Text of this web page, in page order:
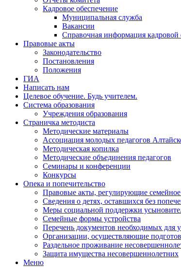
Кадровое обеспечение
Муниципальная служба
Вакансии
Справочная информация
Правовые акты
Законодательство
Постановления
Положения
ГИА
Написать нам
Целевое обучение. Будь учителем.
Система образования
Учреждения образования
Страничка методиста
Методические материалы
Ассоциация молодых педагогов
Методическая копилка
Методические объединения педагогов
Семинары и конференции
Конкурсы
Опека и попечительство
Правовые акты, регулирующие семейное
Сведения о детях, оставшихся без
Меры социальной поддержки
Семейные формы устройства
Перечень документов необходимых для
Организации, осуществляющие
Раздельное проживание
Защита имущества несовершеннолетних
Меню